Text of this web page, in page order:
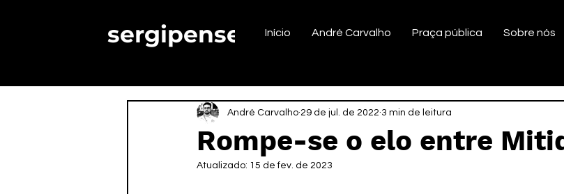
sergipense. Início André Carvalho Praça pública Sobre nós
Rompe-se o elo entre
André Carvalho 29 de jul. de 2022 3 min de leitura
Atualizado: 15 de fev. de 2023